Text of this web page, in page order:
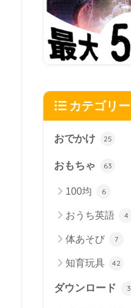
カテゴリー
おでかけ 25
おもちゃ 63
100均 6
おうち英語 4
体あそび 7
知育玩具 42
ダウンロード 3